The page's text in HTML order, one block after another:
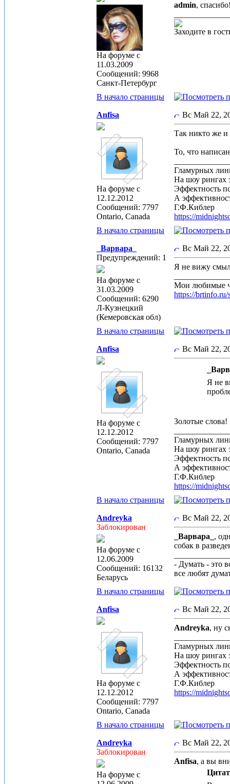
На форуме с
11.03.2009
Сообщений: 9968
Санкт-Петербург
admin,
Заходите в
В начало страницы
Anfisa
На форуме с
12.12.2012
Сообщений: 7797
Ontario, Canada
Вс Май 22,
Так никто же и
То, что
Гламурных
На шоу рингах
Эффектность
А
Г.Ф.Киблер
https://
В начало страницы
_Варвара_
Предупреждений: 1
На форуме с
31.03.2009
Сообщений: 6290
Л-Кузнецкий
(Кемеровская обл)
Вс Май 22,
Я не вижу
Мои любимые
https://
В начало страницы
Anfisa
На форуме с
12.12.2012
Сообщений: 7797
Ontario, Canada
Вс Май 22,
Я не
Золотые
Гламурных
На шоу рингах
Эффектность
А
Г.Ф.Киблер
https://
В начало страницы
Andreyka
Заблокирован
На форуме с
12.06.2009
Сообщений: 16132
Беларусь
Вс Май 22,
_Варвара_ ,
собак в
- Думать - это
все любят
В начало страницы
Anfisa
На форуме с
12.12.2012
Сообщений: 7797
Ontario, Canada
Вс Май 22,
Andreyka, ну
Гламурных
На шоу рингах
Эффектность
А
Г.Ф.Киблер
https://
В начало страницы
Andreyka
Заблокирован
На форуме с
Вс Май 22,
Anfisa, а вы